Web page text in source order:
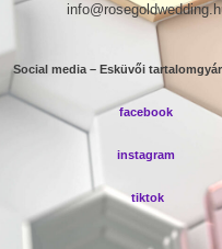
Social media – Esküvői
facebook
instagram
tiktok